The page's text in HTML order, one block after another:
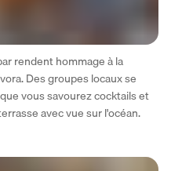
rendent hommage à la
Des groupes locaux se
vous savourez cocktails et
avec vue sur l'océan.